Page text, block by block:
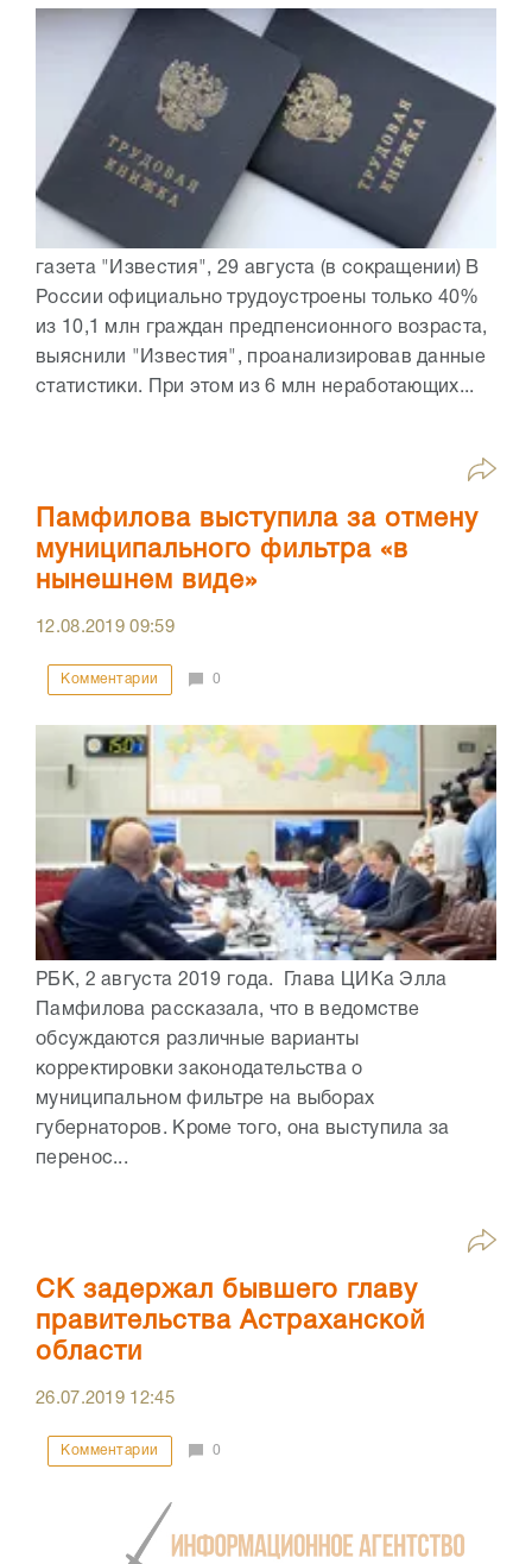
газета "Известия", 29 августа (в сокращении) В
России официально трудоустроены только 40%
из 10,1 млн граждан предпенсионного возраста,
выяснили "Известия", проанализировав данные
статистики. При этом из 6 млн неработающих...
Памфилова выступила за отмену
муниципального фильтра «в
нынешнем виде»
12.08.201909:59
Комментарии 0
РБК, 2 августа 2019 года. Глава ЦИКа Элла
Памфилова рассказала, что в ведомстве
обсуждаются различные варианты
корректировки законодательства о
муниципальном фильтре на выборах
губернаторов. Кроме того, она выступила за
перенос...
СК задержал бывшего главу
правительства Астраханской
области
26.07.2019 12:45
Комментарии 0